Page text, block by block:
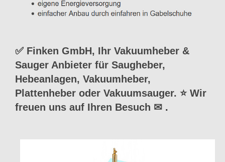
✅ Finken GmbH, Ihr Vakuumheber &
Sauger Anbieter für Saugheber,
Hebeanlagen, Vakuumheber,
Plattenheber oder Vakuumsauger. ⭐ Wir
freuen uns auf Ihren Besuch ✉ .